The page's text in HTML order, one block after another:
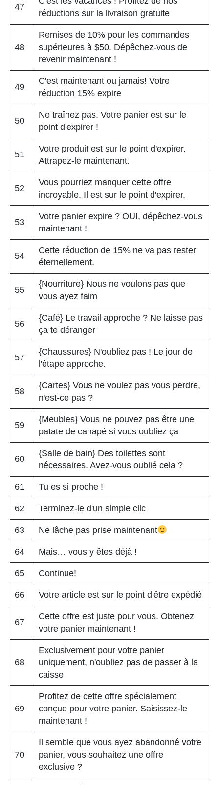
47
réductions sur la livraison gratuite
48
Remises de 10% pour les commandes
supérieures à $50. Dépêchez-vous de
revenir maintenant !
49
C'est maintenant ou jamais! Votre
réduction 15% expire
50
Ne traînez pas. Votre panier est sur le
point d'expirer !
51
Votre produit est sur le point d'expirer.
Attrapez-le maintenant.
52
Vous pourriez manquer cette offre
incroyable. Il est sur le point d'expirer.
53
Votre panier expire ? OUI, dépêchez-vous
maintenant !
54
Cette réduction de 15% ne va pas rester
éternellement.
55
{Nourriture} Nous ne voulons pas que
vous ayez faim
56
{Café} Le travail approche ? Ne laisse pas
ça te déranger
57
{Chaussures} N'oubliez pas ! Le jour de
l'étape approche.
58
{Cartes} Vous ne voulez pas vous perdre,
n'est-ce pas ?
59
{Meubles} Vous ne pouvez pas être une
patate de canapé si vous oubliez ça
60
{Salle de bain} Des toilettes sont
nécessaires. Avez-vous oublié cela ?
61 Tu es si proche !
62 Terminez-le d'un simple clic
63 Ne lâche pas prise maintenant
64 Mais… vous y êtes déjà !
65 Continue!
66 Votre article est sur le point d'être expédié
67
Cette offre est juste pour vous. Obtenez
votre panier maintenant !
68
Exclusivement pour votre panier
uniquement, n'oubliez pas de passer à la
caisse
69
Profitez de cette offre spécialement
conçue pour votre panier. Saisissez-le
maintenant !
70
Il semble que vous ayez abandonné votre
panier, vous souhaitez une offre
exclusive ?